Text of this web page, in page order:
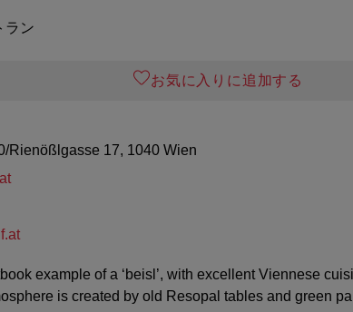
ラン
お気に入りに追加する
Rienößlgasse 17, 1040 Wien
example of a ‘beisl’, with excellent Viennese
is created by old Resopal tables and green